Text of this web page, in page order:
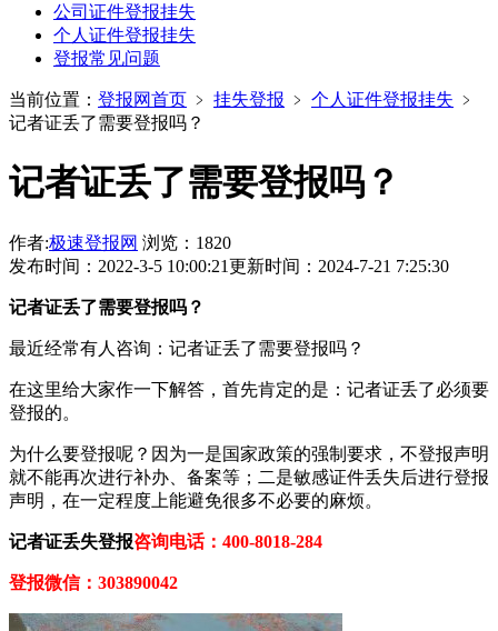
公司证件登报挂失
个人证件登报挂失
登报常见问题
当前位置： 登报网首页 ﹥ 挂失登报 ﹥ 个人证件登报挂失 ﹥
记者证丢了需要登报吗？
记者证丢了需要登报吗？
作者:极速登报网 浏览：1820
发布时间：2022-3-5 10:00:21更新时间：2024-7-21 7:25:30
记者证丢了需要登报吗？
最近经常有人咨询：记者证丢了需要登报吗？
在这里给大家作一下解答，首先肯定的是：记者证丢了必须要
登报的。
为什么要登报呢？因为一是国家政策的强制要求，不登报声明
就不能再次进行补办、备案等；二是敏感证件丢失后进行登报
声明，在一定程度上能避免很多不必要的麻烦。
记者证丢失登报咨询电话：400-8018-284
登报微信：303890042